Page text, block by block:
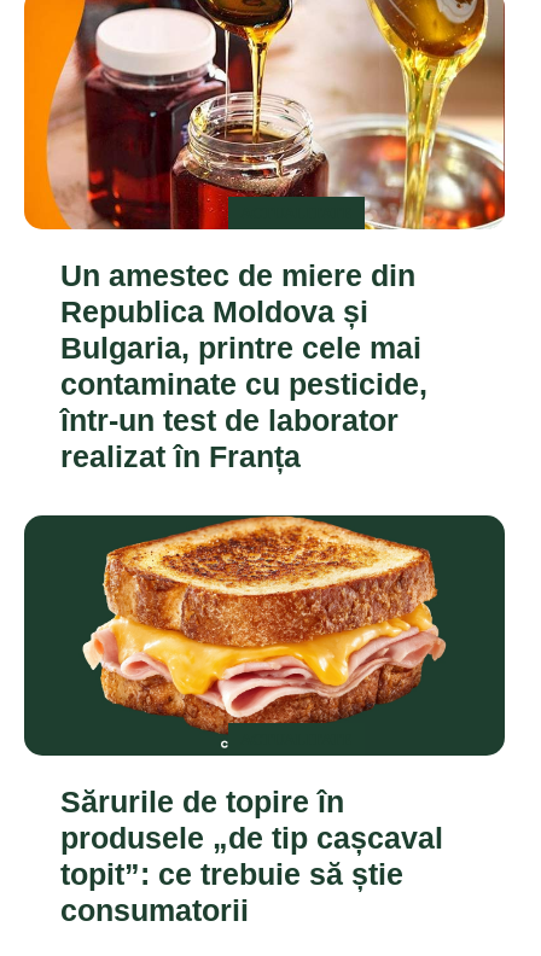
Un amestec de miere din
Republica Moldova și
Bulgaria, printre cele mai
contaminate cu pesticide,
într-un test de laborator
realizat în Franța
Sărurile de topire în
produsele „de tip cașcaval
topit”: ce trebuie să știe
consumatorii